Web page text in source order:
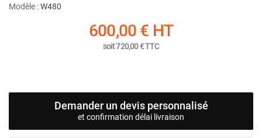
Modèle :W480
600,00 € HT
soit720,00 €TTC
Demander un devis personnalisé
et confirmation délai livraison